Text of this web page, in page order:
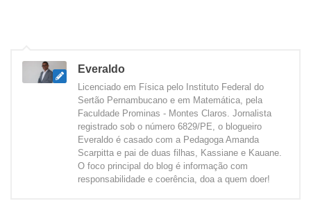
Everaldo
Licenciado em Física pelo Instituto Federal do
Sertão Pernambucano e em Matemática, pela
Faculdade Prominas - Montes Claros. Jornalista
registrado sob o número 6829/PE, o blogueiro
Everaldo é casado com a Pedagoga Amanda
Scarpitta e pai de duas filhas, Kassiane e Kauane.
O foco principal do blog é informação com
responsabilidade e coerência, doa a quem doer!